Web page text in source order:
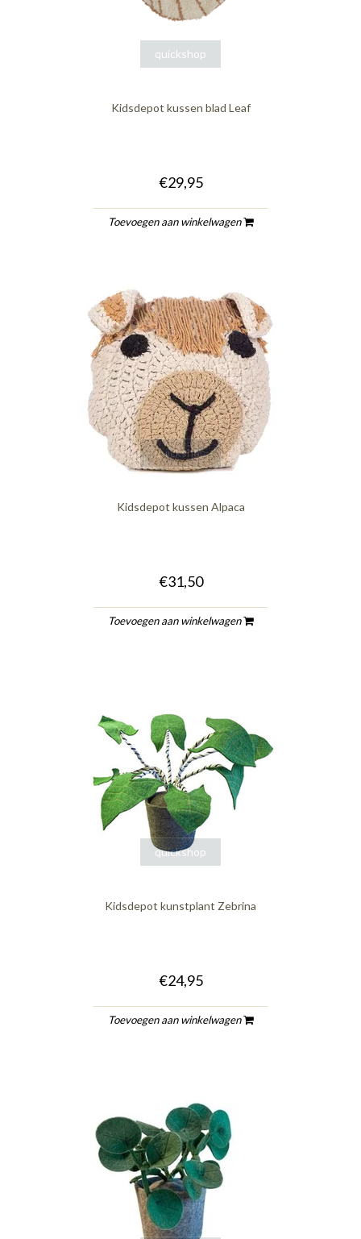
quickshop
Kidsdepot kussen blad Leaf
€29,95
Toevoegen aan winkelwagen
quickshop
Kidsdepot kussen Alpaca
€31,50
Toevoegen aan winkelwagen
quickshop
Kidsdepot kunstplant Zebrina
€24,95
Toevoegen aan winkelwagen